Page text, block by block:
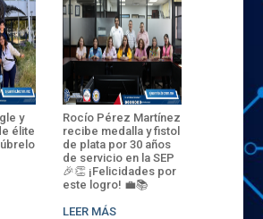
y
élite
Rocío Pérez Martínez
recibe medalla y fistol
de plata por 30 años
de servicio en la SEP
🎉👏 ¡Felicidades por
este logro! 💼📚
LEER MÁS
ENECB-
del
batalla.
32
sede